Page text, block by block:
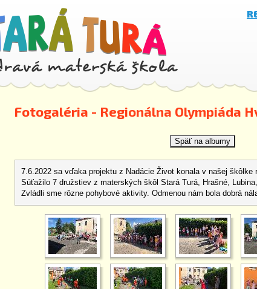
Fotogaléria - Regionálna Olympiáda
7.6.2022 sa vďaka projektu z Nadácie Život konala v našej škôlke
Súťažilo 7 družstiev z materských škôl Stará Turá, Hrašné,
Zvládli sme rôzne pohybové aktivity. Odmenou nám bola dobrá